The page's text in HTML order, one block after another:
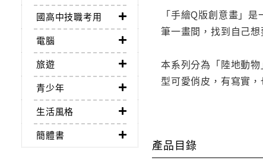
國高中技職考用
電腦
旅遊
青少年
生活風格
簡體書
「手繪Q版創意畫」
筆一畫間，找到自己想
本系列分為「陸地動
型可愛俏皮，有寫實
產品目錄